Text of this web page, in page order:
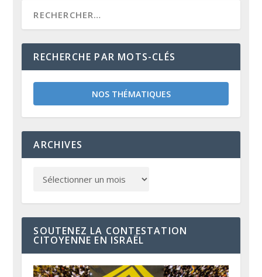
RECHERCHE PAR MOTS-CLÉS
NOS THÉMATIQUES
ARCHIVES
SOUTENEZ LA CONTESTATION
CITOYENNE EN ISRAËL